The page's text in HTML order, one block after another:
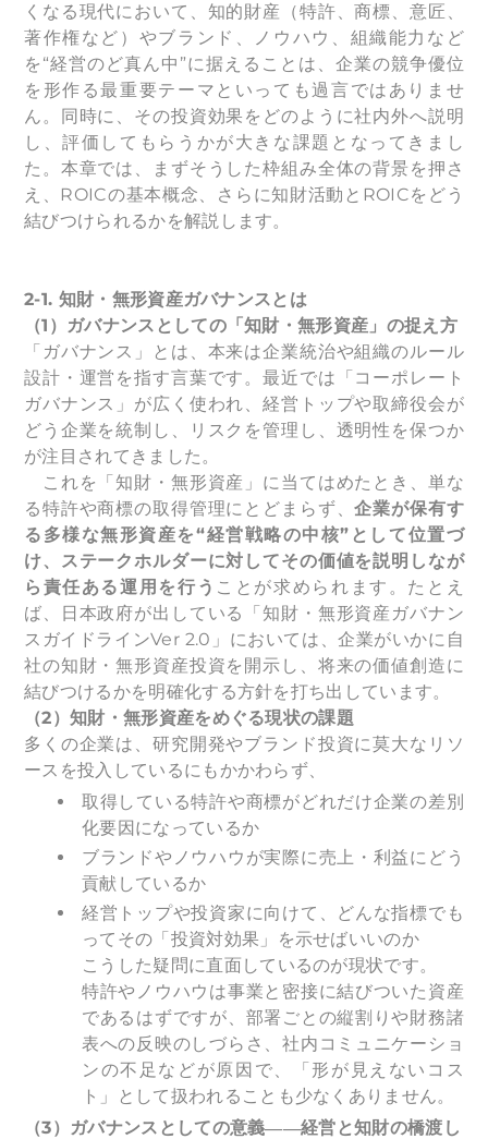
くなる現代において、知的財産（特許、商標、意匠、
著作権など）やブランド、ノウハウ、組織能力など
を“経営のど真ん中”に据えることは、企業の競争優位
を形作る最重要テーマといっても過言ではありませ
ん。同時に、その投資効果をどのように社内外へ説明
し、評価してもらうかが大きな課題となってきまし
た。本章では、まずそうした枠組み全体の背景を押さ
え、ROICの基本概念、さらに知財活動とROICをどう
結びつけられるかを解説します。
2-1. 知財・無形資産ガバナンスとは
（1）ガバナンスとしての「知財・無形資産」の捉え方
「ガバナンス」とは、本来は企業統治や組織のルール
設計・運営を指す言葉です。最近では「コーポレート
ガバナンス」が広く使われ、経営トップや取締役会が
どう企業を統制し、リスクを管理し、透明性を保つか
が注目されてきました。
これを「知財・無形資産」に当てはめたとき、単な
る特許や商標の取得管理にとどまらず、企業が保有す
る多様な無形資産を“経営戦略の中核”として位置づ
け、ステークホルダーに対してその価値を説明しなが
ら責任ある運用を行う ことが求められます。たとえ
ば、日本政府が出している「知財・無形資産ガバナン
スガイドラインVer 2.0」においては、企業がいかに自
社の知財・無形資産投資を開示し、将来の価値創造に
結びつけるかを明確化する方針を打ち出しています。
（2）知財・無形資産をめぐる現状の課題
多くの企業は、研究開発やブランド投資に莫大なリソ
ースを投入しているにもかかわらず、
取得している特許や商標がどれだけ企業の差別
化要因になっているか
ブランドやノウハウが実際に売上・利益にどう
貢献しているか
経営トップや投資家に向けて、どんな指標でも
ってその「投資対効果」を示せばいいのか
こうした疑問に直面しているのが現状です。
特許やノウハウは事業と密接に結びついた資産
であるはずですが、部署ごとの縦割りや財務諸
表への反映のしづらさ、社内コミュニケーショ
ンの不足などが原因で、「形が見えないコス
ト」として扱われることも少なくありません。
（3）ガバナンスとしての意義――経営と知財の橋渡し